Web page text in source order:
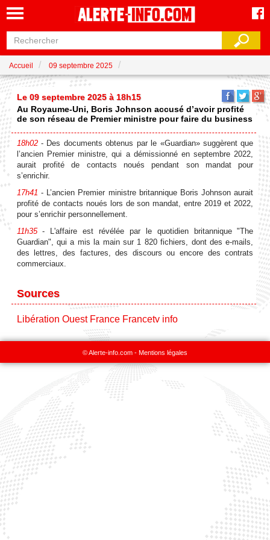
Accueil 09 septembre 2025
Le 09 septembre 2025 à 18h15
Au Royaume-Uni, Boris Johnson accusé d’avoir profité
de son réseau de Premier ministre pour faire du business
18h02- Des documents obtenus par le «Guardian» suggèrent que
l’ancien Premier ministre, qui a démissionné en septembre 2022,
aurait profité de contacts noués pendant son mandat pour
s’enrichir.
17h41 - L’ancien Premier ministre britannique Boris Johnson aurait
profité de contacts noués lors de son mandat, entre 2019 et 2022,
pour s’enrichir personnellement.
11h35- L'affaire est révélée par le quotidien britannique "The
Guardian", qui a mis la main sur 1 820 fichiers, dont des e-mails,
des lettres, des factures, des discours ou encore des contrats
commerciaux.
Sources
Libération Ouest France Francetv info
© Alerte-info.com - Mentions légales